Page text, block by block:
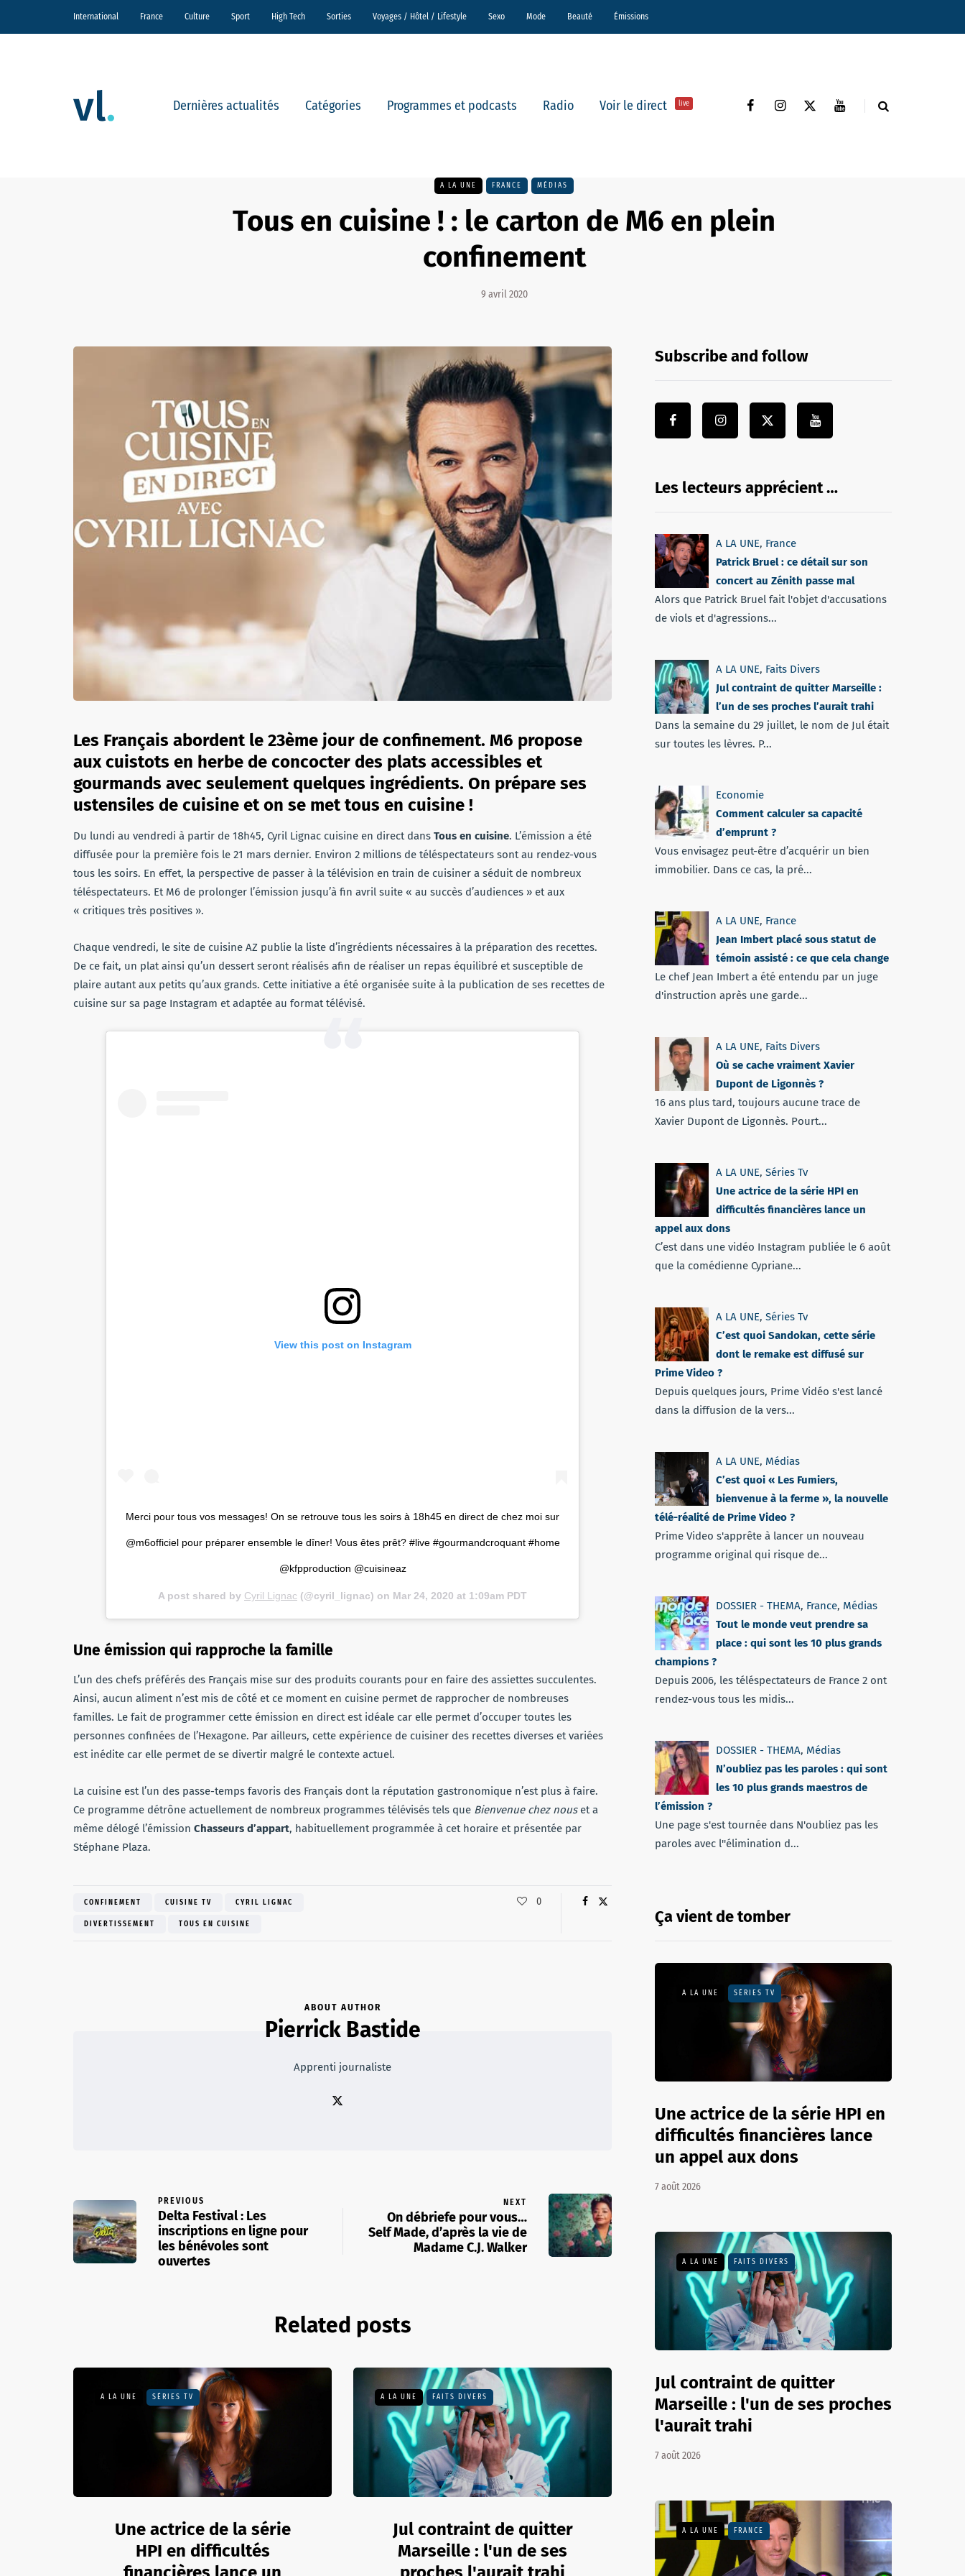
International France Culture Sport High Tech Sorties Voyages / Hôtel / Lifestyle Sexo Mode Beauté Émissions
Dernières actualités Catégories Programmes et podcasts Radio Voir le direct live
A LA UNE FRANCE MÉDIAS
Tous en cuisine ! : le carton de M6 en plein
confinement
9 avril 2020
Les Français abordent le 23ème jour de confinement. M6 propose
aux cuistots en herbe de concocter des plats accessibles et
gourmands avec seulement quelques ingrédients. On prépare ses
ustensiles de cuisine et on se met tous en cuisine !
Du lundi au vendredi à partir de 18h45, Cyril Lignac cuisine en direct dans Tous en cuisine. L’émission a été
diffusée pour la première fois le 21 mars dernier. Environ 2 millions de téléspectateurs sont au rendez-vous
tous les soirs. En effet, la perspective de passer à la télévision en train de cuisiner a séduit de nombreux
téléspectateurs. Et M6 de prolonger l’émission jusqu’à fin avril suite « au succès d’audiences » et aux
« critiques très positives ».
Chaque vendredi, le site de cuisine AZ publie la liste d’ingrédients nécessaires à la préparation des recettes.
De ce fait, un plat ainsi qu’un dessert seront réalisés afin de réaliser un repas équilibré et susceptible de
plaire autant aux petits qu’aux grands. Cette initiative a été organisée suite à la publication de ses recettes de
cuisine sur sa page Instagram et adaptée au format télévisé.
View this post on Instagram
Merci pour tous vos messages! On se retrouve tous les soirs à 18h45 en direct de chez moi sur
@m6officiel pour préparer ensemble le dîner! Vous êtes prêt? #live #gourmandcroquant #home
@kfpproduction @cuisineaz
A post shared by Cyril Lignac (@cyril_lignac) on Mar 24, 2020 at 1:09am PDT
Une émission qui rapproche la famille
L’un des chefs préférés des Français mise sur des produits courants pour en faire des assiettes succulentes.
Ainsi, aucun aliment n’est mis de côté et ce moment en cuisine permet de rapprocher de nombreuses
familles. Le fait de programmer cette émission en direct est idéale car elle permet d’occuper toutes les
personnes confinées de l’Hexagone. Par ailleurs, cette expérience de cuisiner des recettes diverses et variées
est inédite car elle permet de se divertir malgré le contexte actuel.
La cuisine est l’un des passe-temps favoris des Français dont la réputation gastronomique n’est plus à faire.
Ce programme détrône actuellement de nombreux programmes télévisés tels que Bienvenue chez nous et a
même délogé l’émission Chasseurs d’appart, habituellement programmée à cet horaire et présentée par
Stéphane Plaza.
CONFINEMENT CUISINE TV CYRIL LIGNAC
DIVERTISSEMENT TOUS EN CUISINE
0
ABOUT AUTHOR
Pierrick Bastide
Apprenti journaliste
PREVIOUS
Delta Festival : Les
inscriptions en ligne pour
les bénévoles sont
ouvertes
NEXT
On débriefe pour vous…
Self Made, d’après la vie de
Madame C.J. Walker
Related posts
A LA UNE SÉRIES TV
Une actrice de la série
HPI en difficultés
A LA UNE FAITS DIVERS
Jul contraint de quitter
Marseille : l'un de ses
Subscribe and follow
Les lecteurs apprécient …
A LA UNE, France
Patrick Bruel : ce détail sur son
concert au Zénith passe mal
Alors que Patrick Bruel fait l'objet d'accusations
de viols et d'agressions...
A LA UNE, Faits Divers
Jul contraint de quitter Marseille :
l’un de ses proches l’aurait trahi
Dans la semaine du 29 juillet, le nom de Jul était
sur toutes les lèvres. P...
Economie
Comment calculer sa capacité
d’emprunt ?
Vous envisagez peut-être d’acquérir un bien
immobilier. Dans ce cas, la pré...
A LA UNE, France
Jean Imbert placé sous statut de
témoin assisté : ce que cela change
Le chef Jean Imbert a été entendu par un juge
d'instruction après une garde...
A LA UNE, Faits Divers
Où se cache vraiment Xavier
Dupont de Ligonnès ?
16 ans plus tard, toujours aucune trace de
Xavier Dupont de Ligonnès. Pourt...
A LA UNE, Séries Tv
Une actrice de la série HPI en
difficultés financières lance un
appel aux dons
C’est dans une vidéo Instagram publiée le 6 août
que la comédienne Cypriane...
A LA UNE, Séries Tv
C’est quoi Sandokan, cette série
dont le remake est diffusé sur
Prime Video ?
Depuis quelques jours, Prime Vidéo s'est lancé
dans la diffusion de la vers...
A LA UNE, Médias
C’est quoi « Les Fumiers,
bienvenue à la ferme », la nouvelle
télé-réalité de Prime Video ?
Prime Video s'apprête à lancer un nouveau
programme original qui risque de...
DOSSIER - THEMA, France, Médias
Tout le monde veut prendre sa
place : qui sont les 10 plus grands
champions ?
Depuis 2006, les téléspectateurs de France 2 ont
rendez-vous tous les midis...
DOSSIER - THEMA, Médias
N’oubliez pas les paroles : qui sont
les 10 plus grands maestros de
l’émission ?
Une page s'est tournée dans N'oubliez pas les
paroles avec l''élimination d...
Ça vient de tomber
A LA UNE SÉRIES TV
Une actrice de la série HPI en
difficultés financières lance
un appel aux dons
7 août 2026
A LA UNE FAITS DIVERS
Jul contraint de quitter
Marseille : l'un de ses proches
l'aurait trahi
7 août 2026
A LA UNE FRANCE